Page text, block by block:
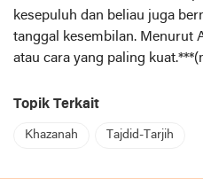
kesepuluh dan beliau juga
tanggal kesembilan. Menurut
atau cara yang paling
Topik Terkait
Khazanah Tajdid-Tarjih